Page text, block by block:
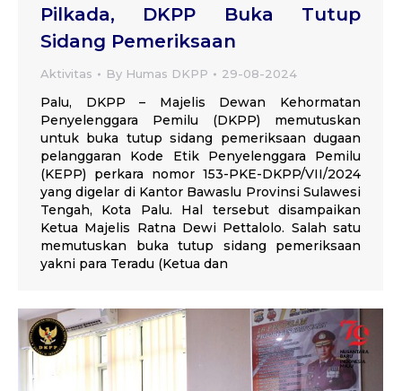
Pilkada, DKPP Buka Tutup
Sidang Pemeriksaan
Aktivitas By Humas DKPP 29-08-2024
Palu, DKPP – Majelis Dewan Kehormatan
Penyelenggara Pemilu (DKPP) memutuskan
untuk buka tutup sidang pemeriksaan dugaan
pelanggaran Kode Etik Penyelenggara Pemilu
(KEPP) perkara nomor 153-PKE-DKPP/VII/2024
yang digelar di Kantor Bawaslu Provinsi Sulawesi
Tengah, Kota Palu. Hal tersebut disampaikan
Ketua Majelis Ratna Dewi Pettalolo. Salah satu
memutuskan buka tutup sidang pemeriksaan
yakni para Teradu (Ketua dan